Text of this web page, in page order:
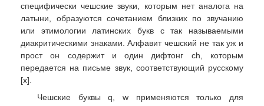
специфически чешские звуки, которым нет аналога на
латыни, образуются сочетанием близких по звучанию
или этимологии латинских букв с так называемыми
диакритическими знаками. Алфавит чешский не так уж и
прост он содержит и один дифтонг ch, которым
передается на письме звук, соответствующий русскому
[х].
Чешские буквы q, w применяются только для